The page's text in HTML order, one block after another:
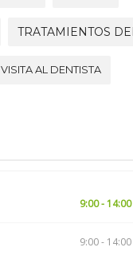
TRATAMIENTOS
VISITA AL DENTISTA
9:00 -
9:00 -